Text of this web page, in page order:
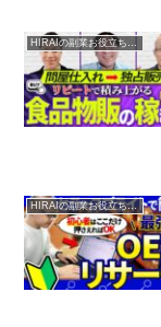
HIRAIの副業お役立ち講座